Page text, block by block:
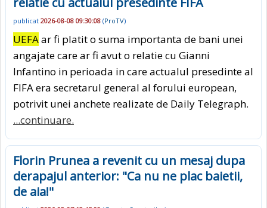
publicat 2026-08-08 09:30:08 (ProTV)
UEFAar fi platit o suma importanta de bani unei
angajate care ar fi avut o relatie cu Gianni
Infantino in perioada in care actualul presedinte al
FIFA era secretarul general al forului european,
potrivit unei anchete realizate de Daily Telegraph.
...continuare.
Florin Prunea a revenit cu un mesaj dupa
derapajul anterior: "Ca nu ne plac baietii,
de aia!"